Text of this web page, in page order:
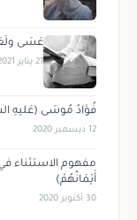
عَسَى
21 يناير 2021
فُؤادُ مُوسَى (عَليهِ
12 ديسمبر 2020
مفهوم الاستثناء
أَيْمَانُهُمْ)
30 أكتوبر 2020